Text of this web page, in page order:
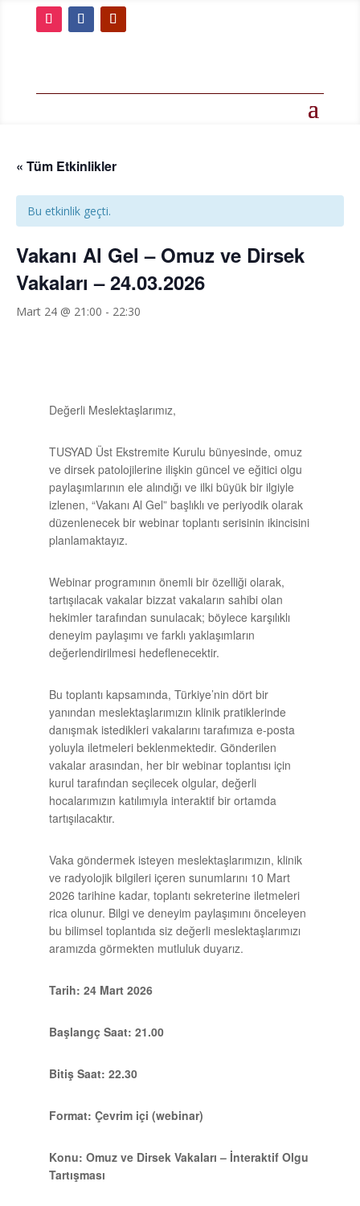
« Tüm Etkinlikler
Bu etkinlik geçti.
Vakanı Al Gel – Omuz ve Dirsek
Vakaları – 24.03.2026
Mart 24 @ 21:00 - 22:30
Değerli Meslektaşlarımız,
TUSYAD Üst Ekstremite Kurulu bünyesinde, omuz
ve dirsek patolojilerine ilişkin güncel ve eğitici olgu
paylaşımlarının ele alındığı ve ilki büyük bir ilgiyle
izlenen, “Vakanı Al Gel” başlıklı ve periyodik olarak
düzenlenecek bir webinar toplantı serisinin ikincisini
planlamaktayız.
Webinar programının önemli bir özelliği olarak,
tartışılacak vakalar bizzat vakaların sahibi olan
hekimler tarafından sunulacak; böylece karşılıklı
deneyim paylaşımı ve farklı yaklaşımların
değerlendirilmesi hedeflenecektir.
Bu toplantı kapsamında, Türkiye’nin dört bir
yanından meslektaşlarımızın klinik pratiklerinde
danışmak istedikleri vakalarını tarafımıza e-posta
yoluyla iletmeleri beklenmektedir. Gönderilen
vakalar arasından, her bir webinar toplantısı için
kurul tarafından seçilecek olgular, değerli
hocalarımızın katılımıyla interaktif bir ortamda
tartışılacaktır.
Vaka göndermek isteyen meslektaşlarımızın, klinik
ve radyolojik bilgileri içeren sunumlarını 10 Mart
2026 tarihine kadar, toplantı sekreterine iletmeleri
rica olunur. Bilgi ve deneyim paylaşımını önceleyen
bu bilimsel toplantıda siz değerli meslektaşlarımızı
aramızda görmekten mutluluk duyarız.
Tarih: 24 Mart 2026
Başlangç Saat: 21.00
Bitiş Saat: 22.30
Format: Çevrim içi (webinar)
Konu: Omuz ve Dirsek Vakaları – İnteraktif Olgu
Tartışması